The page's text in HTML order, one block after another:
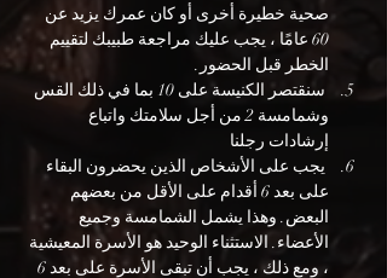
صحية خطيرة أخرى أو كان عمرك يزيد عن
60 عامًا ، يجب عليك مراجعة طبيبك لتقييم
الخطر قبل الحضور.
سنقتصر الكنيسة على 10 بما في ذلك القس
وشمامسة 2 من أجل سلامتك واتباع
إرشادات رجلنا
يجب على الأشخاص الذين يحضرون البقاء
على بعد 6 أقدام على الأقل من بعضهم
البعض. وهذا يشمل الشمامسة وجميع
الأعضاء. الاستثناء الوحيد هو الأسرة المعيشية